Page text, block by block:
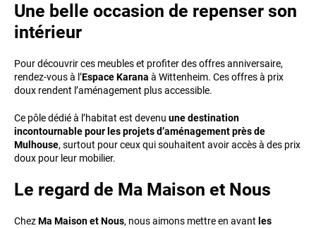
Une belle occasion de repenser son
intérieur
Pour découvrir ces meubles et profiter des offres anniversaire,
rendez-vous à l’Espace Karana à Wittenheim. Ces offres à prix
doux rendent l’aménagement plus accessible.
Ce pôle dédié à l’habitat est devenu une destination
incontournable pour les projets d’aménagement près de
Mulhouse, surtout pour ceux qui souhaitent avoir accès à des prix
doux pour leur mobilier.
Le regard de Ma Maison et Nous
ChezMa Maison et Nous, nous aimons mettre en avant les